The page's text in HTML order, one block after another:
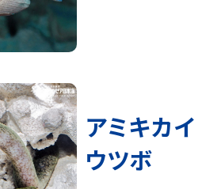
アミキカイ
ウツボ